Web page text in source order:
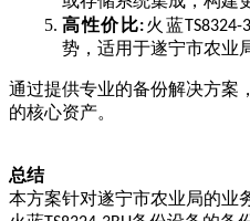
高性价比:火蓝TS8324-
势，适用于遂宁市农业
通过提供专业的备份解决方案
的核心资产。
总结
本方案针对遂宁市农业局的业